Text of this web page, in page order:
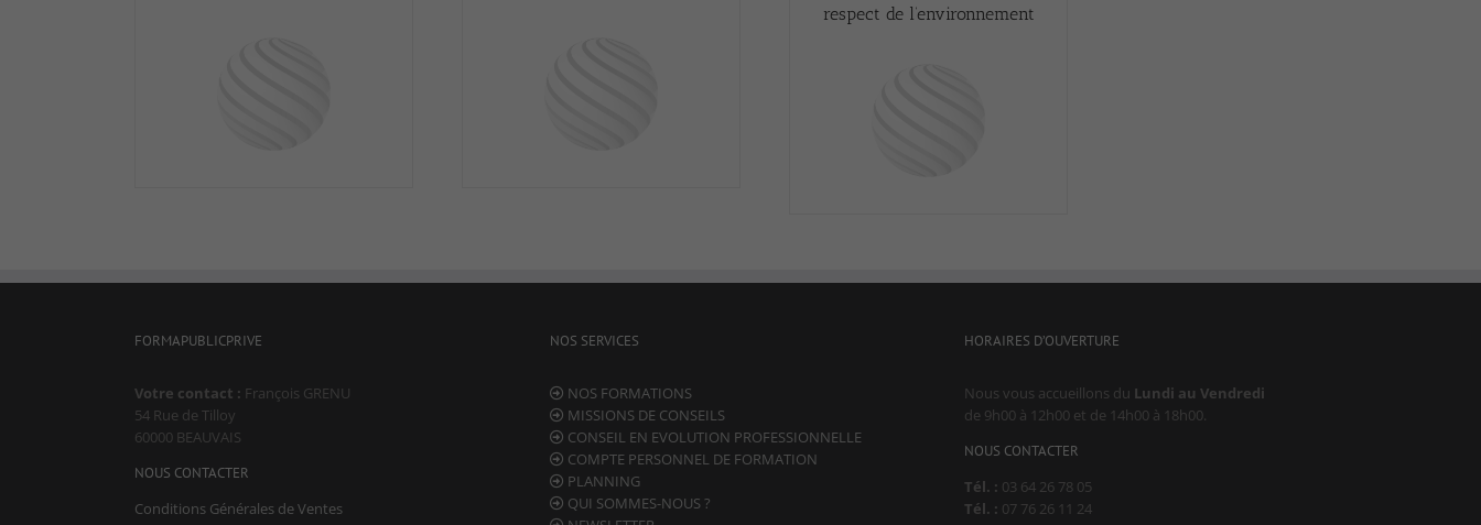
respect de l’environnement
FORMAPUBLICPRIVE
Votre contact : François GRENU
54 Rue de Tilloy
60000 BEAUVAIS
NOUS CONTACTER
Conditions Générales de Ventes
NOS SERVICES
NOS FORMATIONS
MISSIONS DE CONSEILS
CONSEIL EN EVOLUTION PROFESSIONNELLE
COMPTE PERSONNEL DE FORMATION
PLANNING
QUI SOMMES-NOUS ?
HORAIRES D’OUVERTURE
Nous vous accueillons du Lundi au Vendredi
de 9h00 à 12h00 et de 14h00 à 18h00.
NOUS CONTACTER
Tél. : 03 64 26 78 05
Tél. : 07 76 26 11 24
Nécessaire